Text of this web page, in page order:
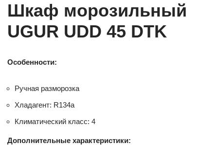
Шкаф морозильный
UGUR UDD 45 DTK
Особенности:
Ручная разморозка
Хладагент: R134a
Климатический класс: 4
Дополнительные характеристики: